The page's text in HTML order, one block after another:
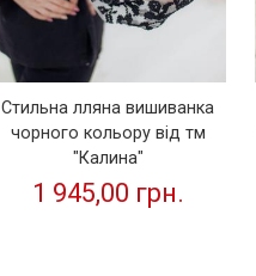
Стильна лляна вишиванка
чорного кольору від тм
"Калина"
1 945,00 грн.